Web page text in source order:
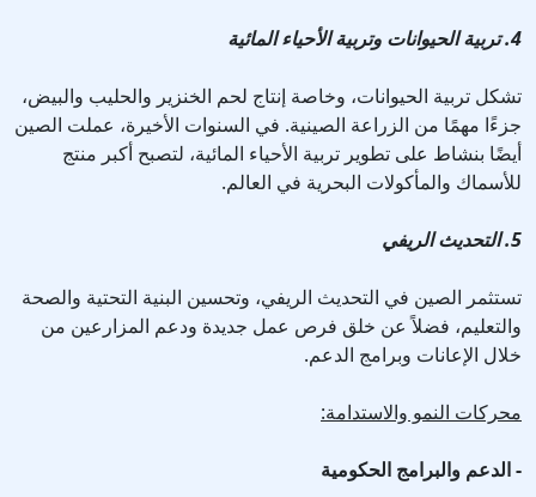
4. تربية الحيوانات وتربية الأحياء المائية
تشكل تربية الحيوانات، وخاصة إنتاج لحم الخنزير والحليب والبيض،
جزءًا مهمًا من الزراعة الصينية. في السنوات الأخيرة، عملت الصين
أيضًا بنشاط على تطوير تربية الأحياء المائية، لتصبح أكبر منتج
للأسماك والمأكولات البحرية في العالم.
5. التحديث الريفي
تستثمر الصين في التحديث الريفي، وتحسين البنية التحتية والصحة
والتعليم، فضلاً عن خلق فرص عمل جديدة ودعم المزارعين من
خلال الإعانات وبرامج الدعم.
محركات النمو والاستدامة:
- الدعم والبرامج الحكومية